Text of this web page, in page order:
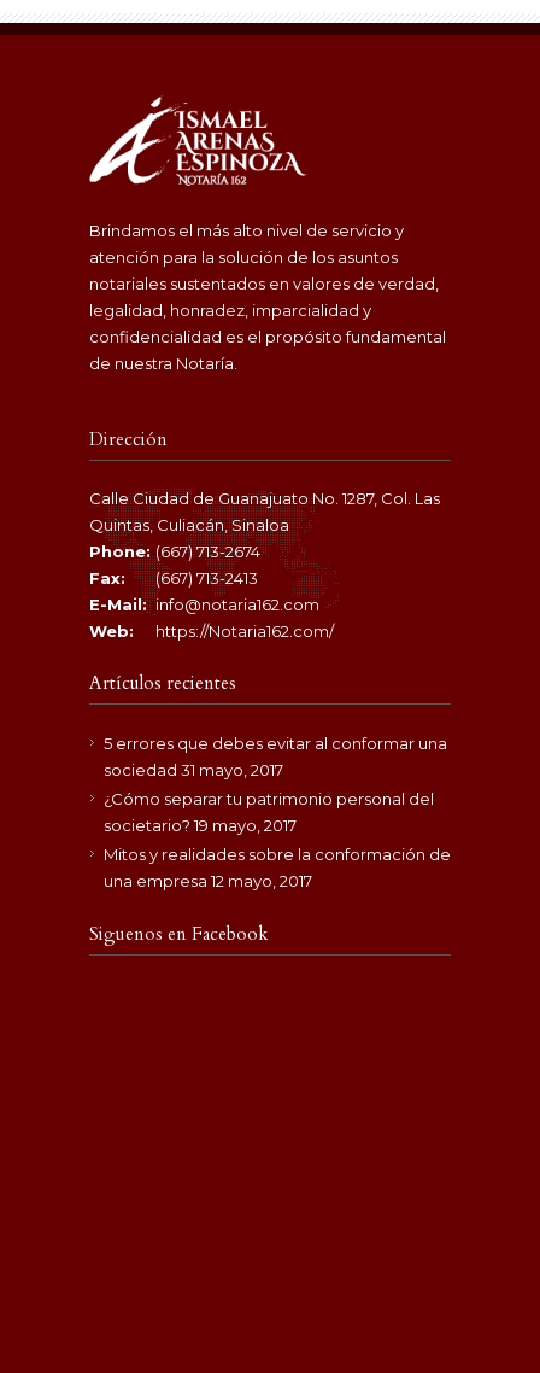
Brindamos el más alto nivel de servicio y
atención para la solución de los asuntos
notariales sustentados en valores de verdad,
legalidad, honradez, imparcialidad y
confidencialidad es el propósito fundamental
de nuestra Notaría.
Dirección
Calle Ciudad de Guanajuato No. 1287, Col. Las
Quintas, Culiacán, Sinaloa
Phone: (667) 713-2674
Fax:
(667) 713-2413
E-Mail: info@notaria162.com
Web:
https://Notaria162.com/
Artículos recientes
5 errores que debes evitar al conformar una
sociedad 31 mayo, 2017
¿Cómo separar tu patrimonio personal del
societario? 19 mayo, 2017
Mitos y realidades sobre la conformación de
una empresa 12 mayo, 2017
Siguenos en Facebook